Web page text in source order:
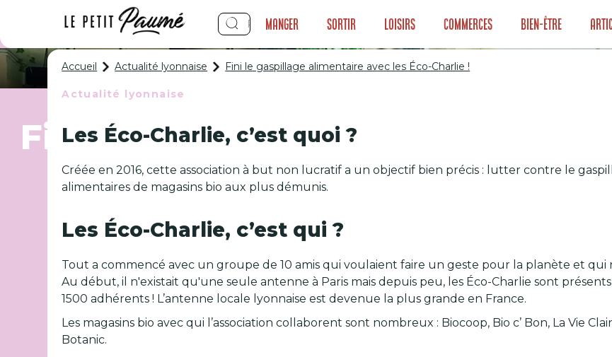
Manger Sortir Loisirs Commerces Bien-être
Fini le gaspillage alimentaire
Accueil Actualité lyonnaise Fini le gaspillage alimentaire avec les Éco-Charlie !
Actualité lyonnaise
Les Éco-Charlie, c’est quoi ?
Créée en 2016, cette association à but non lucratif a un objectif bien précis : lutter contre le
alimentaires de magasins bio aux plus démunis.
Les Éco-Charlie, c’est qui ?
Tout a commencé avec un groupe de 10 amis qui voulaient faire un geste pour la planète et
Au début, il n'existait qu'une seule antenne à Paris mais depuis peu, les Éco-Charlie sont
1500 adhérents ! L’antenne locale lyonnaise est devenue la plus grande en France.
Les magasins bio avec qui l’association collaborent sont nombreux : Biocoop, Bio c’ Bon, La Vie
Botanic.